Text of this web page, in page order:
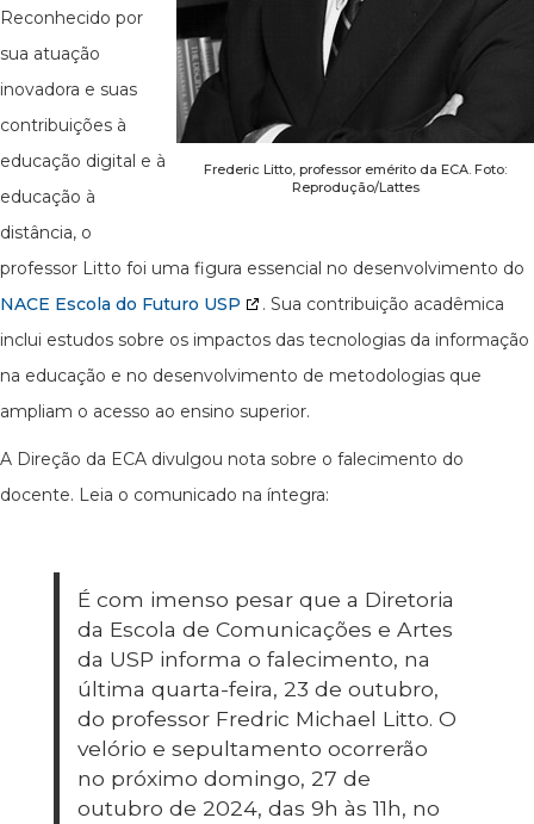
Frederic Litto, professor emérito da ECA. Foto:
Reprodução/Lattes
Reconhecido por
sua atuação
inovadora e suas
contribuições à
educação digital e à
educação à
distância, o
professor Litto foi uma figura essencial no desenvolvimento do
NACE Escola do Futuro USP
. Sua contribuição acadêmica
inclui estudos sobre os impactos das tecnologias da informação
na educação e no desenvolvimento de metodologias que
ampliam o acesso ao ensino superior.
A Direção da ECA divulgou nota sobre o falecimento do
docente. Leia o comunicado na íntegra:
É com imenso pesar que a Diretoria
da Escola de Comunicações e Artes
da USP informa o falecimento, na
última quarta-feira, 23 de outubro,
do professor Fredric Michael Litto. O
velório e sepultamento ocorrerão
no próximo domingo, 27 de
outubro de 2024, das 9h às 11h, no